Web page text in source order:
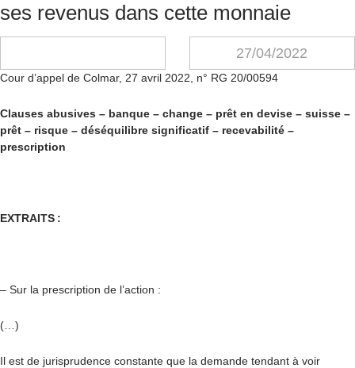
ses revenus dans cette monnaie
27/04/2022
Cour d’appel de Colmar, 27 avril 2022, n° RG 20/00594
Clauses abusives – banque – change – prêt en devise – suisse –
prêt – risque – déséquilibre significatif – recevabilité –
prescription
EXTRAITS :
– Sur la prescription de l’action :
(…)
Il est de jurisprudence constante que la demande tendant à voir